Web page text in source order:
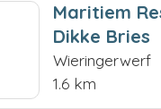
Maritiem
Dikke Bries
Wieringerwerf
1.6 km